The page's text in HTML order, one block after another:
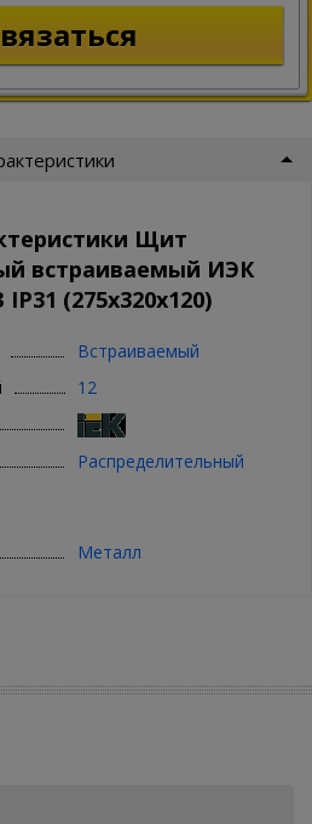
Щит
встраиваемый ИЭК
(275х320х120)
Встраиваемый
12
Распределительный
Металл